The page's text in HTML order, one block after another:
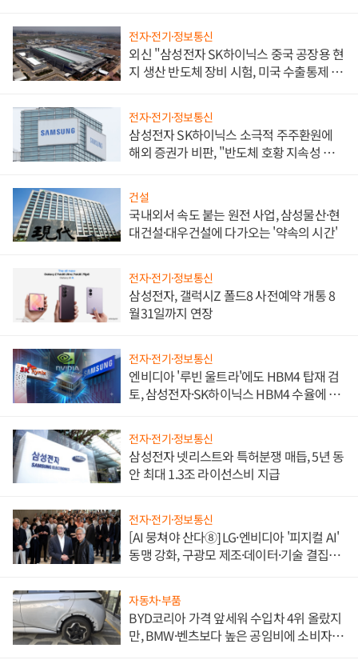
전자·전기·정보통신
외신 "삼성전자 SK하이닉스 중국 공장용 현
지 생산 반도체 장비 시험, 미국 수출통제 대
전자·전기·정보통신
삼성전자 SK하이닉스 소극적 주주환원에
해외 증권가 비판, "반도체 호황 지속성 의
건설
국내외서 속도 붙는 원전 사업, 삼성물산·현
대건설·대우건설에 다가오는 '약속의 시간'
전자·전기·정보통신
삼성전자, 갤럭시Z 폴드8 사전예약 개통 8
월31일까지 연장
전자·전기·정보통신
엔비디아 '루빈 울트라'에도 HBM4 탑재 검
토, 삼성전자·SK하이닉스 HBM4 수율에 주
전자·전기·정보통신
삼성전자 넷리스트와 특허분쟁 매듭, 5년 동
안 최대 1.3조 라이선스비 지급
전자·전기·정보통신
[AI 뭉쳐야 산다⑧] LG·엔비디아 '피지컬 AI'
동맹 강화, 구광모 제조·데이터·기술 결집
자동차·부품
BYD코리아 가격 앞세워 수입차 4위 올랐지
만, BMW·벤츠보다 높은 공임비에 소비자